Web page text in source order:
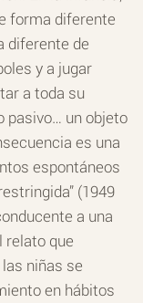
forma diferente
diferente de
y a jugar
a toda su
pasivo… un objeto
es una
espontáneos
(1949
a una
relato que
niñas se
en hábitos